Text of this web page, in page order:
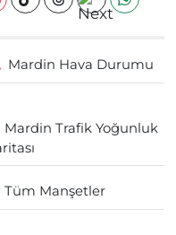
Mardin Hava Durumu
Mardin Trafik Yoğunluk
Tüm Manşetler